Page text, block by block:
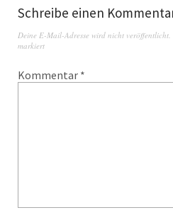
Schreibe einen
Deine E-Mail-Adresse wird nicht veröffentlicht.
markiert
Kommentar *